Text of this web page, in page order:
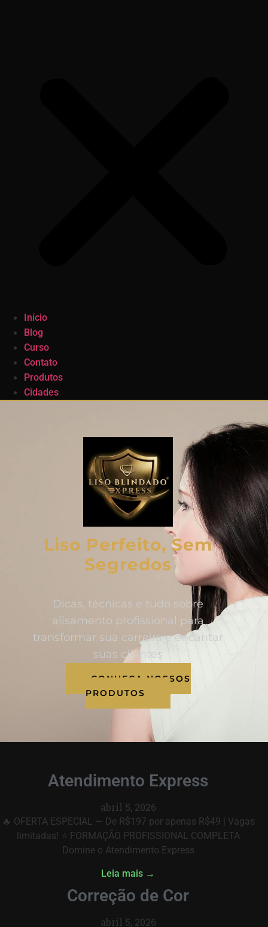
Início
Blog
Curso
Contato
Produtos
Cidades
Liso Perfeito, Sem
Segredos
Dicas, técnicas e tudo sobre
alisamento profissional para
transformar sua carreira e encantar
suas clientes
CONHEÇA NOSSOS
PRODUTOS
Atendimento Express
abril 5, 2026
🔥 OFERTA ESPECIAL — De R$197 por apenas R$49 | Vagas
limitadas! ⭐ FORMAÇÃO PROFISSIONAL COMPLETA
Domine o Atendimento Express
Leia mais →
Correção de Cor
abril 5, 2026